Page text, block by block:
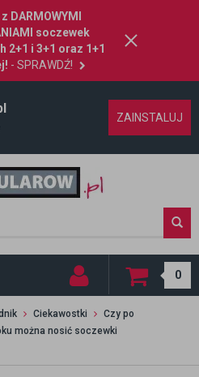
DARMOWYMI
soczewek
2+1 i 3+1 oraz 1+1
- SPRAWDŹ!
ZAINSTALUJ
0
Ciekawostki
Czy po
można nosić soczewki